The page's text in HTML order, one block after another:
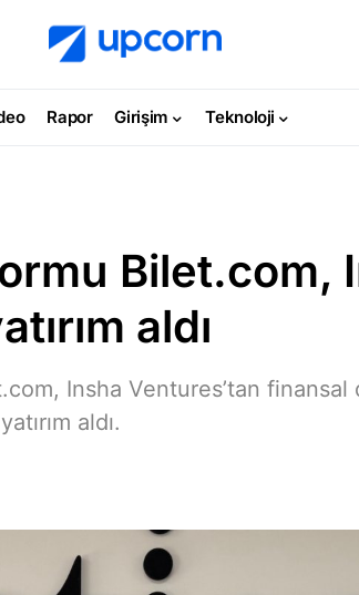
Rapor Girişim Teknoloji
Bilet.com,
aldı
Insha Ventures’tan finansal
aldı.